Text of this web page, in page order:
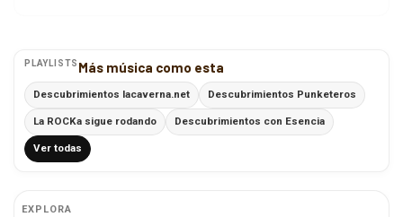
PLAYLISTS Más música como esta
Descubrimientos lacaverna.net Descubrimientos Punketeros
La ROCKa sigue rodando Descubrimientos con Esencia
Ver todas
EXPLORA